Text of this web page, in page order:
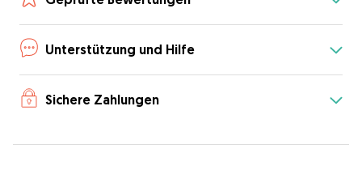
Unterstützung und Hilfe
Sichere Zahlungen